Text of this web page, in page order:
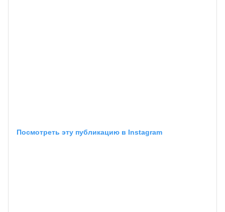
Посмотреть эту публикацию в Instagram